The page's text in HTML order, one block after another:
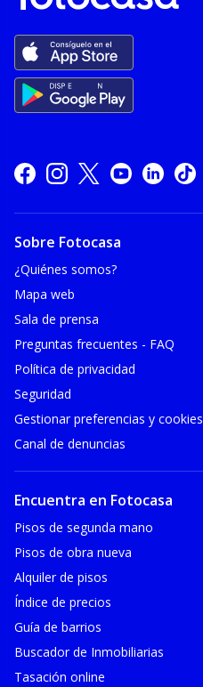
Sobre Fotocasa
¿Quiénes somos?
Mapa web
Sala de prensa
Preguntas frecuentes - FAQ
Política de privacidad
Seguridad
Gestionar preferencias y cookies
Canal de denuncias
Encuentra en Fotocasa
Pisos de segunda mano
Pisos de obra nueva
Alquiler de pisos
Índice de precios
Guía de barrios
Buscador de Inmobiliarias
Tasación online